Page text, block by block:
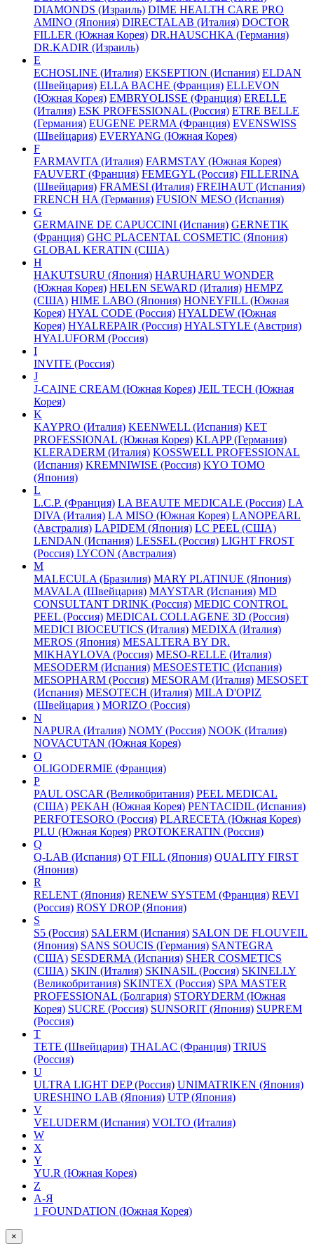
DIAMONDS (Израиль) DIME HEALTH CARE PRO
AMINO (Япония) DIRECTALAB (Италия) DOCTOR
FILLER (Южная Корея) DR.HAUSCHKA (Германия)
DR.KADIR (Израиль)
E
ECHOSLINE (Италия) EKSEPTION (Испания) ELDAN
(Швейцария) ELLA BACHE (Франция) ELLEVON
(Южная Корея) EMBRYOLISSE (Франция) ERELLE
(Италия) ESK PROFESSIONAL (Россия) ETRE BELLE
(Германия) EUGENE PERMA (Франция) EVENSWISS
(Швейцария) EVERYANG (Южная Корея)
F
FARMAVITA (Италия) FARMSTAY (Южная Корея)
FAUVERT (Франция) FEMEGYL (Россия) FILLERINA
(Швейцария) FRAMESI (Италия) FREIHAUT (Испания)
FRENCH HA (Германия) FUSION MESO (Испания)
G
GERMAINE DE CAPUCCINI (Испания) GERNETIK
(Франция) GHC PLACENTAL COSMETIC (Япония)
GLOBAL KERATIN (США)
H
HAKUTSURU (Япония) HARUHARU WONDER
(Южная Корея) HELEN SEWARD (Италия) HEMPZ
(США) HIME LABO (Япония) HONEYFILL (Южная
Корея) HYAL CODE (Россия) HYALDEW (Южная
Корея) HYALREPAIR (Россия) HYALSTYLE (Австрия)
HYALUFORM (Россия)
I
INVITE (Россия)
J
J-CAINE CREAM (Южная Корея) JEIL TECH (Южная
Корея)
K
KAYPRO (Италия) KEENWELL (Испания) KET
PROFESSIONAL (Южная Корея) KLAPP (Германия)
KLERADERM (Италия) KOSSWELL PROFESSIONAL
(Испания) KREMNIWISE (Россия) KYO TOMO
(Япония)
L
L.C.P. (Франция) LA BEAUTE MEDICALE (Россия) LA
DIVA (Италия) LA MISO (Южная Корея) LANOPEARL
(Австралия) LAPIDEM (Япония) LC PEEL (США)
LENDAN (Испания) LESSEL (Россия) LIGHT FROST
(Россия) LYCON (Австралия)
M
MALECULA (Бразилия) MARY PLATINUE (Япония)
MAVALA (Швейцария) MAYSTAR (Испания) MD
CONSULTANT DRINK (Россия) MEDIC CONTROL
PEEL (Россия) MEDICAL COLLAGENE 3D (Россия)
MEDICI BIOCEUTICS (Италия) MEDIXA (Италия)
MEROS (Япония) MESALTERA BY DR.
MIKHAYLOVA (Россия) MESO-RELLE (Италия)
MESODERM (Испания) MESOESTETIC (Испания)
MESOPHARM (Россия) MESORAM (Италия) MESOSET
(Испания) MESOTECH (Италия) MILA D'OPIZ
(Швейцария ) MORIZO (Россия)
N
NAPURA (Италия) NOMY (Россия) NOOK (Италия)
NOVACUTAN (Южная Корея)
O
OLIGODERMIE (Франция)
P
PAUL OSCAR (Великобритания) PEEL MEDICAL
(США) PEKAH (Южная Корея) PENTACIDIL (Испания)
PERFOTESORO (Россия) PLARECETA (Южная Корея)
PLU (Южная Корея) PROTOKERATIN (Россия)
Q
Q-LAB (Испания) QT FILL (Япония) QUALITY FIRST
(Япония)
R
RELENT (Япония) RENEW SYSTEM (Франция) REVI
(Россия) ROSY DROP (Япония)
S
S5 (Россия) SALERM (Испания) SALON DE FLOUVEIL
(Япония) SANS SOUCIS (Германия) SANTEGRA
(США) SESDERMA (Испания) SHER COSMETICS
(США) SKIN (Италия) SKINASIL (Россия) SKINELLY
(Великобритания) SKINTEX (Россия) SPA MASTER
PROFESSIONAL (Болгария) STORYDERM (Южная
Корея) SUCRE (Россия) SUNSORIT (Япония) SUPREM
(Россия)
T
TETE (Швейцария) THALAC (Франция) TRIUS
(Россия)
U
ULTRA LIGHT DEP (Россия) UNIMATRIKEN (Япония)
URESHINO LAB (Япония) UTP (Япония)
V
VELUDERM (Испания) VOLTO (Италия)
W
X
Y
YU.R (Южная Корея)
Z
А-Я
1 FOUNDATION (Южная Корея)
×